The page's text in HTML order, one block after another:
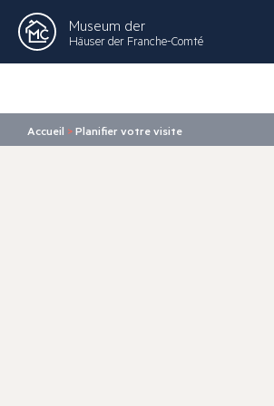
Museum der
Häuser der Franche-Comté
Accueil >Planifier votre visite